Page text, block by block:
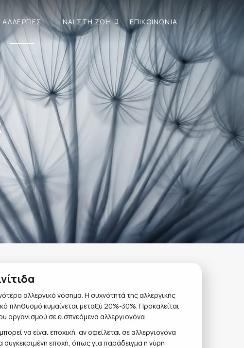
ΑΛΛΕΡΓΙΕΣ ΝΑΙ ΣΤΗ ΖΩΗ ΕΠΙΚΟΙΝΩΝΙΑ
αλλεργικό νόσημα. Η συχνότητά της αλλεργικής
πληθυσμό κυμαίνεται μεταξύ 20%-30%. Προκαλείται
οργανισμού σε εισπνεόμενα αλλεργιογόνα.
να είναι εποχική, αν οφείλεται σε αλλεργιογόνα
συγκεκριμένη εποχή, όπως για παράδειγμα η γύρη